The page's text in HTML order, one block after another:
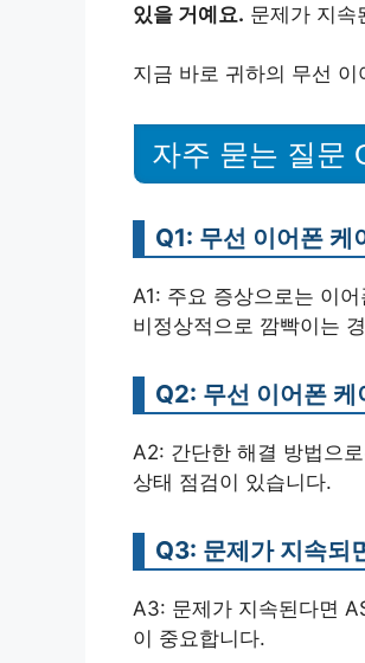
있을 거예요. 문제가 지속
지금 바로 귀하의 무선
자주 묻는 질문
Q1: 무선 이어폰 케
A1: 주요 증상으로는 이
비정상적으로 깜빡이는
Q2: 무선 이어폰
A2: 간단한 해결 방법으
상태 점검이 있습니다.
Q3: 문제가 지속되
A3: 문제가 지속된다면
이 중요합니다.